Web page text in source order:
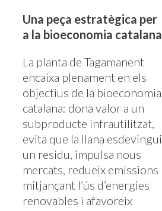
Una peça estratègica per
a la bioeconomia catalana
La planta de Tagamanent
encaixa plenament en els
objectius de la bioeconomia
catalana: dona valor a un
subproducte infrautilitzat,
evita que la llana esdevingui
un residu, impulsa nous
mercats, redueix emissions
mitjançant l’ús d’energies
renovables i afavoreix